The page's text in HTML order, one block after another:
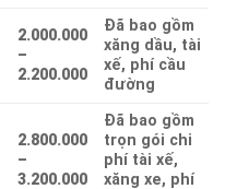
2.000.000
–
2.200.000
Đã bao gồm
xăng dầu, tài
xế, phí cầu
đường
2.800.000
–
3.200.000
Đã bao gồm
trọn gói chi
phí tài xế,
xăng xe, phí